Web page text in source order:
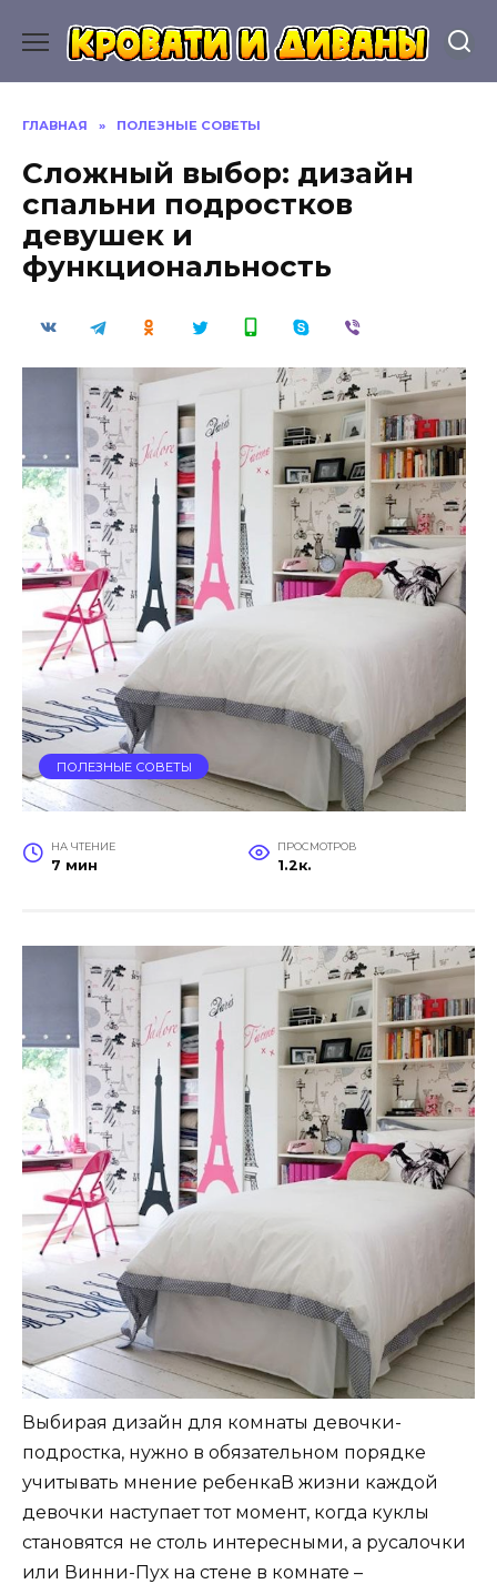
содержанию
ГЛАВНАЯ » ПОЛЕЗНЫЕ СОВЕТЫ
Сложный выбор: дизайн
спальни подростков
девушек и
функциональность
ПОЛЕЗНЫЕ СОВЕТЫ
НА ЧТЕНИЕ
7 мин
ПРОСМОТРОВ
1.2к.
Выбирая дизайн для комнаты девочки-
подростка, нужно в обязательном порядке
учитывать мнение ребенкаВ жизни каждой
девочки наступает тот момент, когда куклы
становятся не столь интересными, а русалочки
или Винни-Пух на стене в комнате –